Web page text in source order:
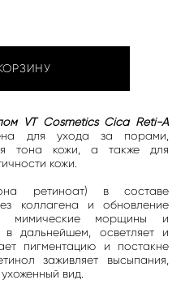
VT Cosmetics Cica Reti-A
для ухода за порами,
тона кожи, а также для
кожи.
ретиноат) в составе
коллагена и обновление
мимические морщины и
в дальнейшем, осветляет и
пигментацию и постакне
заживляет высыпания,
вид.